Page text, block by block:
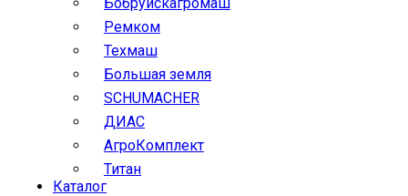
Ремком
Техмаш
Большая земля
SCHUMACHER
ДИАС
АгроКомплект
Титан
Каталог